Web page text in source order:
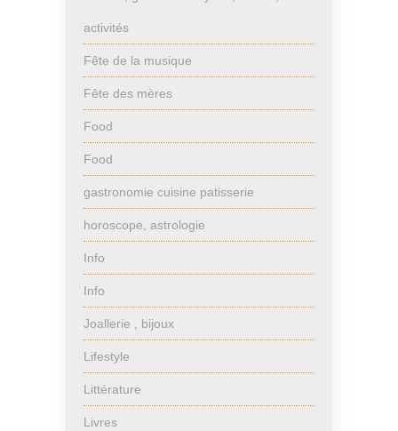
activités
Fête de la musique
Fête des mères
Food
Food
gastronomie cuisine patisserie
horoscope, astrologie
Info
Info
Joallerie , bijoux
Lifestyle
Littérature
Livres